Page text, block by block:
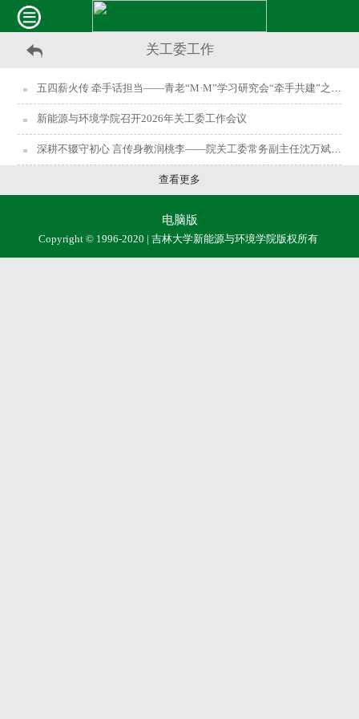
关工委工作
五四薪火传 牵手话担当——青老“M·M”学习研究会“牵手共建”之五四青年节主题座谈会圆满举行
新能源与环境学院召开2026年关工委工作会议
深耕不辍守初心 言传身教润桃李——院关工委常务副主任沈万斌老师与本科学生第一党支部共话成长与担当
查看更多
电脑版
Copyright © 1996-2020 | 吉林大学新能源与环境学院版权所有